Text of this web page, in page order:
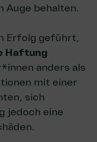
Auge behalten.
Erfolg geführt,
Haftung
anders als
mit einer
sich
jedoch eine